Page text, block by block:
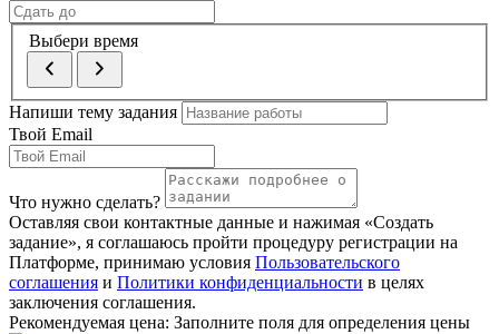
Выбери время
Напиши тему задания
Твой Email
Что нужно сделать?
Оставляя свои контактные данные и нажимая «Создать
задание», я соглашаюсь пройти процедуру регистрации на
Платформе, принимаю условия Пользовательского
соглашения и Политики конфиденциальности в целях
заключения соглашения.
Рекомендуемая цена: Заполните поля для определения цены